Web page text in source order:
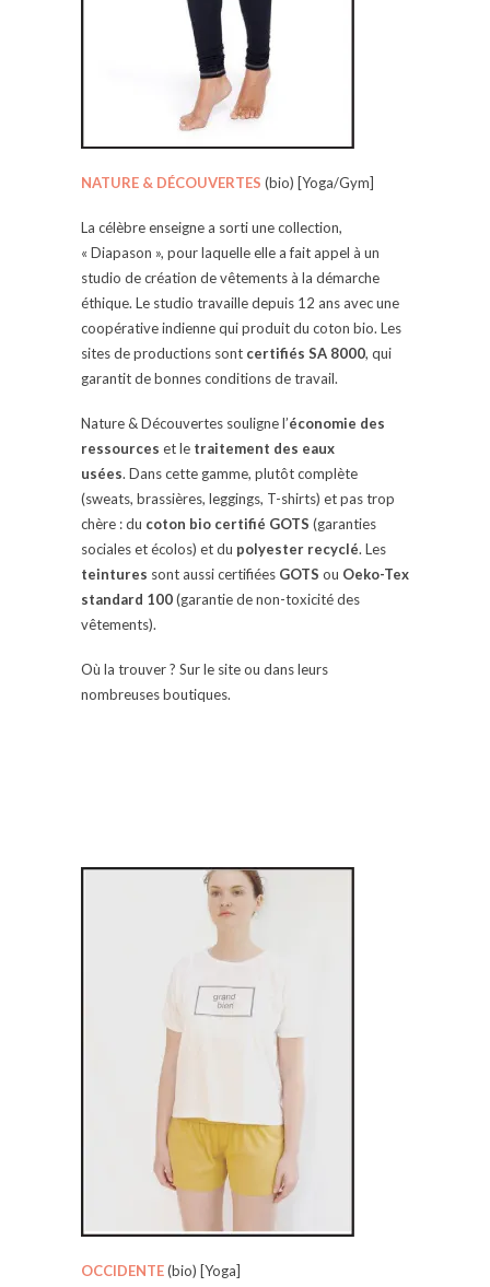
NATURE & DÉCOUVERTES (bio) [Yoga/Gym]
La célèbre enseigne a sorti une collection,
« Diapason », pour laquelle elle a fait appel à un
studio de création de vêtements à la démarche
éthique. Le studio travaille depuis 12 ans avec une
coopérative indienne qui produit du coton bio. Les
sites de productions sont certifiés SA 8000, qui
garantit de bonnes conditions de travail.
Nature & Découvertes souligne l’économie des
ressources et le traitement des eaux
usées. Dans cette gamme, plutôt complète
(sweats, brassières, leggings, T-shirts) et pas trop
chère : du coton bio certifié GOTS (garanties
sociales et écolos) et du polyester recyclé. Les
teintures sont aussi certifiées GOTS ou Oeko-Tex
standard 100(garantie de non-toxicité des
vêtements).
Où la trouver ? Sur le site ou dans leurs
nombreuses boutiques.
OCCIDENTE(bio) [Yoga]